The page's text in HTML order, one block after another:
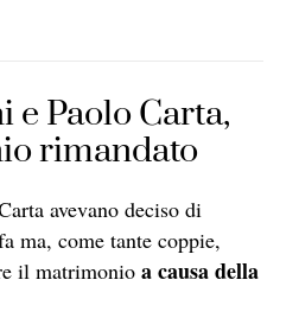
e Paolo Carta,
rimandato
avevano deciso di
ma, come tante coppie,
il matrimonio a causadella